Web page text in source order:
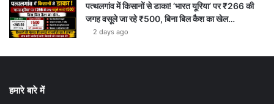
पत्थलगांव में किसानों से डाका! ‘भारत यूरिया’ पर ₹266 की
जगह वसूले जा रहे ₹500, बिना बिल कैश का खेल…
2 days ago
हमारे बारे में